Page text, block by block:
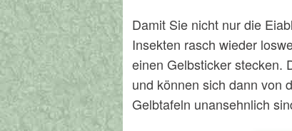
Damit Sie nicht nur die
Insekten rasch wieder
einen Gelbsticker stecken.
und können sich dann von
Gelbtafeln unansehnlich